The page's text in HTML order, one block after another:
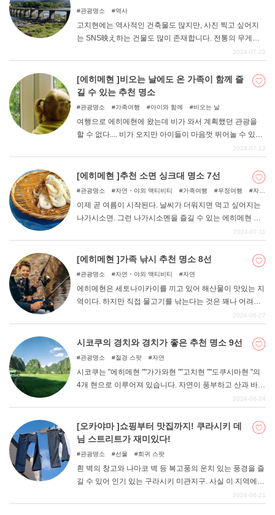
관광명소 역사
고치현에는 역사적인 건축물도 많지만, 사진 찍고 싶어지
는 SNS映え하는 건물도 많이 존재합니다. 전통의 무게감
이 느껴지는 옛 건축물에서 조금 벗어나 스타일리시하고
가 될 수 있다. 고치현의 건축물이라고 하면 쿠마 켄고(隈研
吾)의 쿠마마치마치(梼原町)에 있는 6개의 건축물이 유명
하다. 초록빛이 가득한 땅에 자연스럽게 녹아든 쿠마모토
2024-07-22
[에히메현 ]비오는 날에도 온 가족이 함께 즐
길 수 있는 추천 명소
관광명소 가족여행 아이와 함께 비오는 날
여행으로 에히메현에 왔는데 비가 와서 계획했던 관광을
할 수 없다.... 비가 오지만 아이들이 마음껏 뛰어놀 수 있도
록 몸을 움직여주고 싶다! 등의 고민이 있으신가요? 에히메
이번에는 추천 "비오는 날에도 아이와 함께 즐길 수 있는 에
히메현의 명소 "를 소개합니다.
2024-07-12
[에히메현 ]추천 소면 싱크대 명소 7선
관광명소 자연・야외 액티비티 가족여행 우정여행
자
이제 곧 여름이 시작된다. 날씨가 더워지면 먹고 싶어지는
나가시소면. 그런 나가시소멘을 즐길 수 있는 에히메현 내
의 명소를 정리했습니다. 마쓰야마 시내에서 접근하기 쉬
이 글을 참고하여 가족과 함께 방문해보시기 바랍니다.
2024-07-11
[에히메현 ]가족 낚시 추천 명소 8선
관광명소 자연・야외 액티비티 자연
에히메현은 세토나이카이를 끼고 있어 해산물이 맛있는 지
역이다. 하지만 직접 물고기를 낚는다는 것은 꽤나 어려운
일이다. 아이와 함께 낚시를 해보고 싶은데, 해본 적이 없어
지 모르겠고......... 그런 분들은 이 글을 참고해 보시기 바랍
니다. 에히메현 내에서 추천하는 가족 낚시 명소 8곳을 소
2024-06-27
시코쿠의 경치와 경치가 좋은 추천 명소 9선
관광명소 절경 스팟 자연
시코쿠는 "에히메현 ""가가와현 ""고치현 ""도쿠시마현 "의
4개 현으로 이루어져 있습니다. 자연이 풍부하고 산과 바다
로 둘러싸여 있어 절경과 경치가 좋은 곳이 많다. 이번에는
명소를 소개합니다.
2024-06-24
[오카야마 ]쇼핑부터 맛집까지! 쿠라시키 데
님 스트리트가 재미있다!
관광명소 선물 희귀 스팟
흰 벽의 창고와 나마코 벽 등 복고풍의 운치 있는 풍경을 즐
길 수 있어 인기 있는 구라시키 미관지구. 사실 이 지역에
데님 사랑이 넘치는 "쿠라시키 데님 스트리트 "라는 재미있
2024-06-21